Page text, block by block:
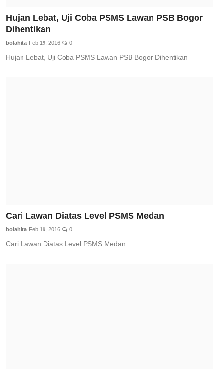
Hujan Lebat, Uji Coba PSMS Lawan PSB Bogor
Dihentikan
bolahita Feb 19, 2016 0
Hujan Lebat, Uji Coba PSMS Lawan PSB Bogor Dihentikan
Cari Lawan Diatas Level PSMS Medan
bolahita Feb 19, 2016 0
Cari Lawan Diatas Level PSMS Medan